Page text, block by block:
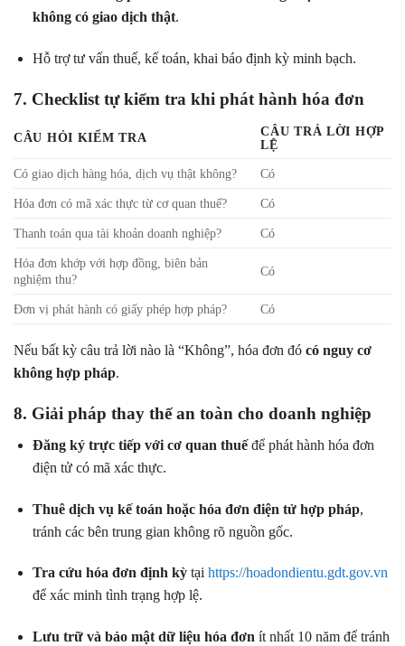
không có giao dịch thật.
Hỗ trợ tư vấn thuế, kế toán, khai báo định kỳ minh bạch.
7. Checklist tự kiểm tra khi phát hành hóa đơn
CÂU HỎI KIỂM TRA
CÂU TRẢ LỜI HỢP
LỆ
Có giao dịch hàng hóa, dịch vụ thật không?
Có
Hóa đơn có mã xác thực từ cơ quan thuế? Có
Thanh toán qua tài khoản doanh nghiệp? Có
Hóa đơn khớp với hợp đồng, biên bản
nghiệm thu?
Có
Đơn vị phát hành có giấy phép hợp pháp? Có
Nếu bất kỳ câu trả lời nào là “Không”, hóa đơn đó có nguy cơ
không hợp pháp.
8. Giải pháp thay thế an toàn cho doanh nghiệp
Đăng ký trực tiếp với cơ quan thuếđể phát hành hóa đơn
điện tử có mã xác thực.
Thuê dịch vụ kế toán hoặc hóa đơn điện tử hợp pháp,
tránh các bên trung gian không rõ nguồn gốc.
Tra cứu hóa đơn định kỳtại https://hoadondientu.gdt.gov.vn
để xác minh tình trạng hợp lệ.
Lưu trữ và bảo mật dữ liệu hóa đơn ít nhất 10 năm để tránh